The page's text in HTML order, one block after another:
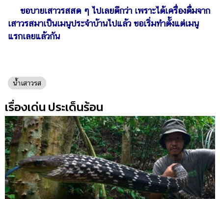
ขอบายเสาวรสสด ๆ ไปเลยดีกว่า เพราะได้เครื่องดื่มจาก
เสาวรสมาเป็นเมนูประจำบ้านไปแล้ว ขอเริ่มทำตั้งแต่เมนู
แรกเลยแล้วกัน
น้ำเสาวรส
เรื่องเด่น ประเด็นร้อน